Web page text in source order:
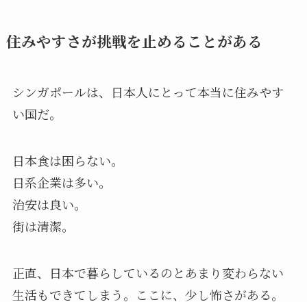
住みやすさが挑戦を止めることがある
シンガポールは、日本人にとって本当に住みやす
い国だ。
日本食は困らない。
日系企業は多い。
治安は良い。
街は清潔。
正直、日本で暮らしているのとあまり変わらない
生活もできてしまう。ここに、少し怖さがある。